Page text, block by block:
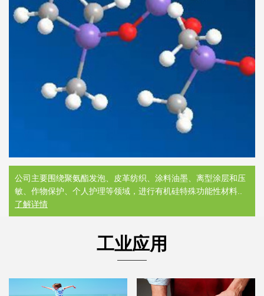
公司主要围绕聚氨酯发泡、皮革纺织、涂料油墨、离型涂层和压
敏、作物保护、个人护理等领域，进行有机硅特殊功能性材料..
了解详情
工业应用